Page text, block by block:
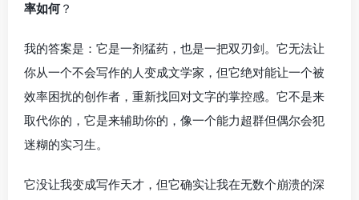
率如何？
我的答案是：它是一剂猛药，也是一把双刃剑。它无法让
你从一个不会写作的人变成文学家，但它绝对能让一个被
效率困扰的创作者，重新找回对文字的掌控感。它不是来
取代你的，它是来辅助你的，像一个能力超群但偶尔会犯
迷糊的实习生。
它没让我变成写作天才，但它确实让我在无数个崩溃的深